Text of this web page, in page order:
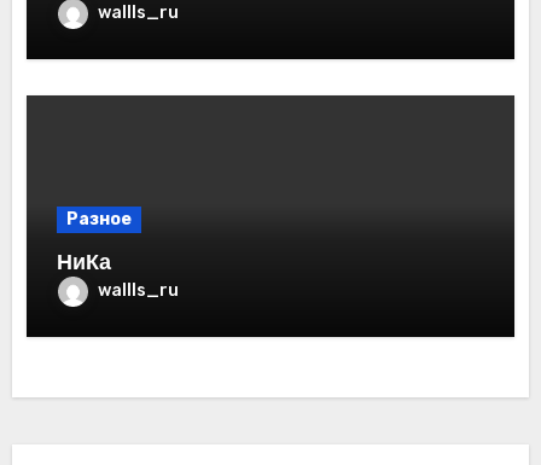
wallls_ru
Разное
НиКа
wallls_ru